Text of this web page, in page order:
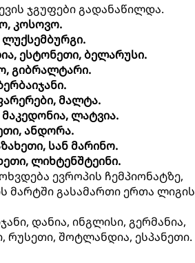
ჯგუფები გადანაწილდა.
კოსოვო.
ესტონეთი, ბელარუსი.
გიბრალტარი.
მალტა.
ლატვია.
ანდორა.
სან მარინო.
ლიხტენშტეინი.
ევროპის ჩემპიონატზე,
მარტში გასამართი ერთა ლიგის
დანია, ინგლისი, გერმანია,
შოტლანდია, ესპანეთი.